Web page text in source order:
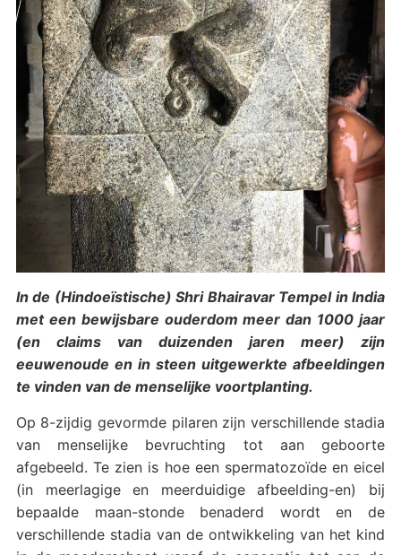
In de (Hindoeïstische) Shri Bhairavar Tempel in India
met een bewijsbare ouderdom meer dan 1000 jaar
(en claims van duizenden jaren meer) zijn
eeuwenoude en in steen uitgewerkte afbeeldingen
te vinden van de menselijke voortplanting.
Op 8-zijdig gevormde pilaren zijn verschillende stadia
van menselijke bevruchting tot aan geboorte
afgebeeld. Te zien is hoe een spermatozoïde en eicel
(in meerlagige en meerduidige afbeelding-en) bij
bepaalde maan-stonde benaderd wordt en de
verschillende stadia van de ontwikkeling van het kind